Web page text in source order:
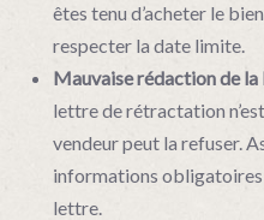
êtes tenu d’acheter le
respecter la date limite.
Mauvaise rédaction de
lettre de rétractation
vendeur peut la refuser.
informations
lettre.